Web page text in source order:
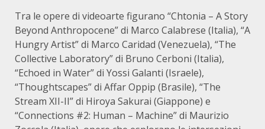
Tra le opere di videoarte figurano “Chtonia – A Story
Beyond Anthropocene” di Marco Calabrese (Italia), “A
Hungry Artist” di Marco Caridad (Venezuela), “The
Collective Laboratory” di Bruno Cerboni (Italia),
“Echoed in Water” di Yossi Galanti (Israele),
“Thoughtscapes” di Affar Oppip (Brasile), “The
Stream XII-II” di Hiroya Sakurai (Giappone) e
“Connections #2: Human – Machine” di Maurizio